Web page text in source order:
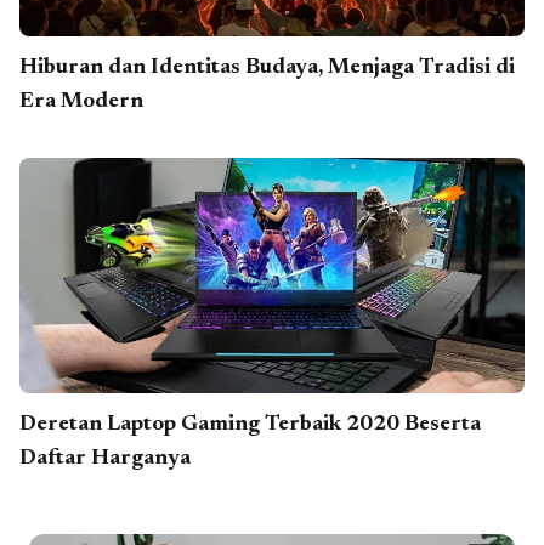
Hiburan dan Identitas Budaya, Menjaga Tradisi di
Era Modern
Deretan Laptop Gaming Terbaik 2020 Beserta
Daftar Harganya